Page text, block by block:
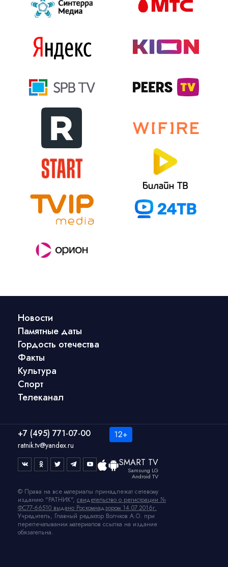
Новости
Памятные даты
Гордость отечества
Факты
Культура
Спорт
Телеканал
+7 (495) 771-07-00
ratnik.tv@yandex.ru
SMART TV
Samsung LG
Android TV
© Права на все материалы принадлежат сетевому
изданию "РАТНИК", свидетельство о регистрации №
ФС77-66510 выдано Роскомнадзором 14.07.2016г.
Учредитель, Главный редактор Волчков А.О. при
перепечатывании материалов ссылка на издание
обязательна.